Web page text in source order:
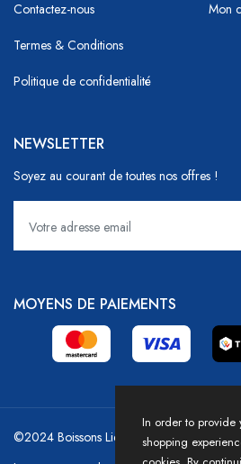
Contactez-nous
Termes & Conditions
Politique de confidentialité
Mon
NEWSLETTER
Soyez au courant de toutes nos offres !
MOYENS DE PAIEMENTS
©2024 Boissons Liechti - GoDrink Group /
In order to provide
shopping